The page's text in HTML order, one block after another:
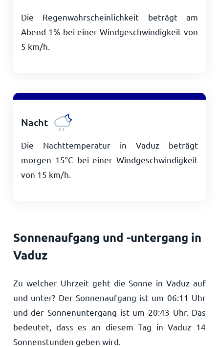
Die Regenwahrscheinlichkeit beträgt am
Abend 1% bei einer Windgeschwindigkeit von
5 km/h
Nacht
Die Nachttemperatur in Vaduz beträgt
morgen 15°C bei einer Windgeschwindigkeit
von 15 km/h
Sonnenaufgang und -untergang in
Vaduz
Zu welcher Uhrzeit geht die Sonne in Vaduz auf
und unter? Der Sonnenaufgang ist um 06:11 Uhr
und der Sonnenuntergang ist um 20:43 Uhr. Das
bedeutet, dass es an diesem Tag in Vaduz 14
Sonnenstunden geben wird.